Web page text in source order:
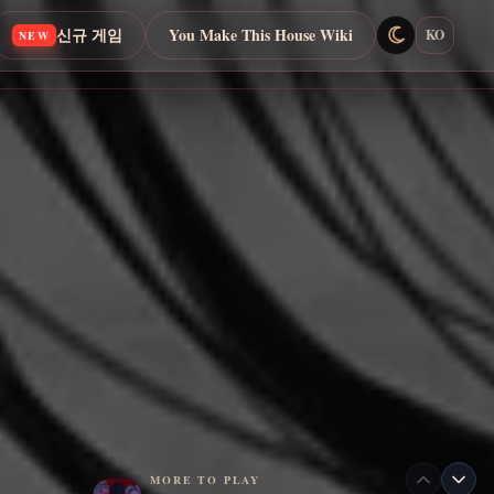
NEW 신규 게임 You Make This House Wiki KO
MORE TO PLAY